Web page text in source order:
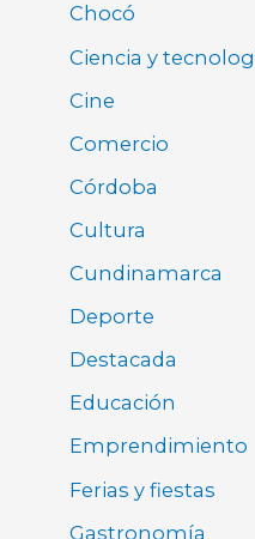
Chocó
Ciencia y
Cine
Comercio
Córdoba
Cultura
Cundinamarca
Deporte
Destacada
Educación
Emprendimiento
Ferias y fiestas
Gastronomía